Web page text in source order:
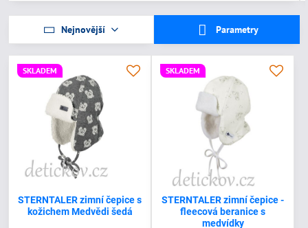
Nejnovější Parametry
SKLADEM
STERNTALER zimní čepice s
kožichem Medvědi šedá
SKLADEM
STERNTALER zimní čepice -
fleecová beranice s
medvídky